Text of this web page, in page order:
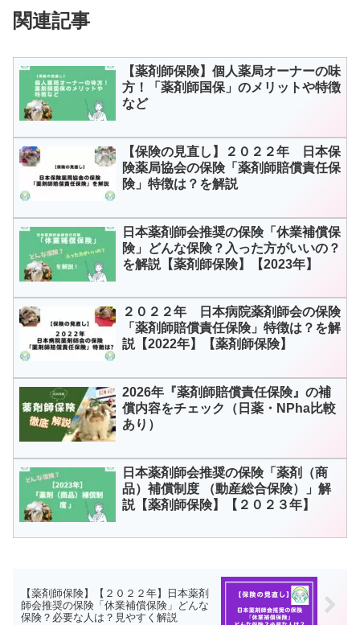
関連記事
【薬剤師保険】個人薬局オーナーの味
方！「薬剤師国保」のメリットや特徴
など
【保険の見直し】２０２２年 日本保
険薬局協会の保険「薬剤師賠償責任保
険」特徴は？を解説
日本薬剤師会推奨の保険「休業補償保
険」どんな保険？入った方がいいの？
を解説【薬剤師保険】【2023年】
２０２２年 日本病院薬剤師会の保険
「薬剤師賠償責任保険」特徴は？を解
説【2022年】【薬剤師保険】
2026年『薬剤師賠償責任保険』の補
償内容をチェック（日薬・NPha比較
あり）
日本薬剤師会推奨の保険「薬剤（商
品）補償制度 （動産総合保険）」解
説【薬剤師保険】【２０２３年】
【薬剤師保険】【２０２２年】日本薬剤
師会推奨の保険「休業補償保険」どんな
保険？必要な人は？見やすく解説